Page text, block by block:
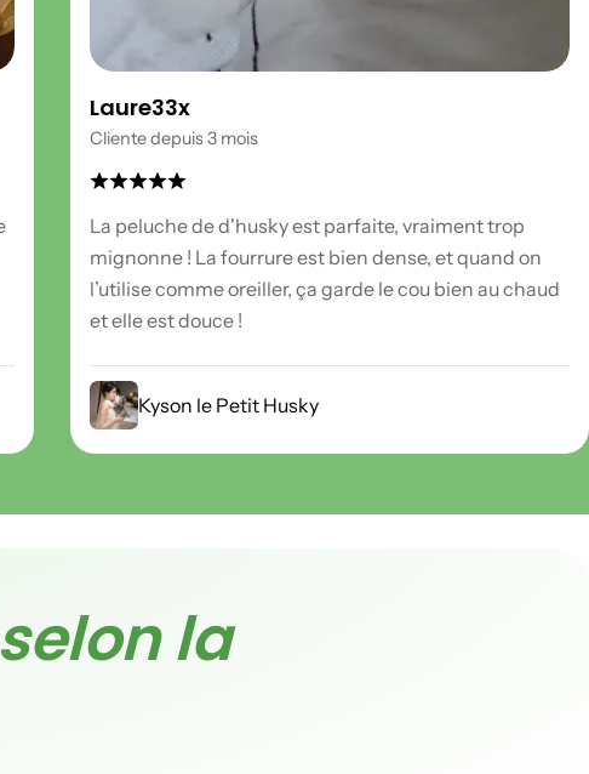
Laure33x
Cliente depuis 3 mois
La peluche de d'husky est parfaite, vraiment trop
mignonne ! La fourrure est bien dense, et quand on
l’utilise comme oreiller, ça garde le cou bien au chaud
et elle est douce !
Kyson le Petit Husky
selon la